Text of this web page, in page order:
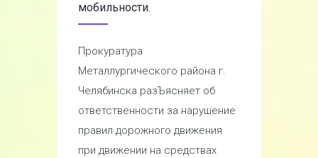
мобильности.
Прокуратура
Металлургического района г.
Челябинска разЪясняет об
ответственности за нарушение
правил дорожного движения
при движении на средствах